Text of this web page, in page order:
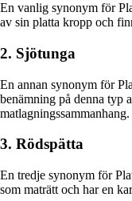
En vanlig synonym för
av sin platta kropp och
2. Sjötunga
En annan synonym för
benämning på denna typ
matlagningssammanhang.
3. Rödspätta
En tredje synonym för
som maträtt och har en